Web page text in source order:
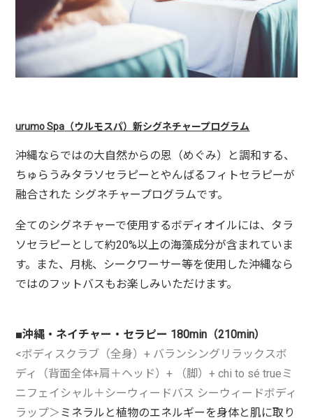
urumo Spa （ウルモスパ）新シグネチャープログラム
沖縄ならではの大自然からの恩（めぐみ）
と調和する、
ちゅらうみタラソセラピーとやんばるフィトセ ラピーが
融合された シグネチャープログラムです。
全てのシグネチャーで使用するボディオイルには、タラ
ソセラピーとして約20%以上の海藻成分が含まれていま
す。
また、月桃、シークワーサー等を使用した沖縄なら
ではのフットバスもお楽しみいただけ ます。
■沖縄・ネイチャー・セラピー 180min （210min）
<ボディスクラブ（全身）+ バランシングリラックスボ
ディ（背面全体+肩＋ヘッド）+ （脚）+ chi to sé trueミ
ニ フェイシャル＋シーウィードバス シーウィードボディ
ラップ＞ ミネラルと植物のエネルギーを身体と肌に取り